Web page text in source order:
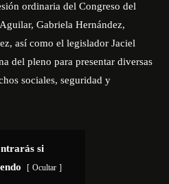
ordinaria del Congreso del
Gabriela Hernández,
así como el legislador Jaciel
del pleno para presentar diversas
sociales, seguridad y
si
Ocultar